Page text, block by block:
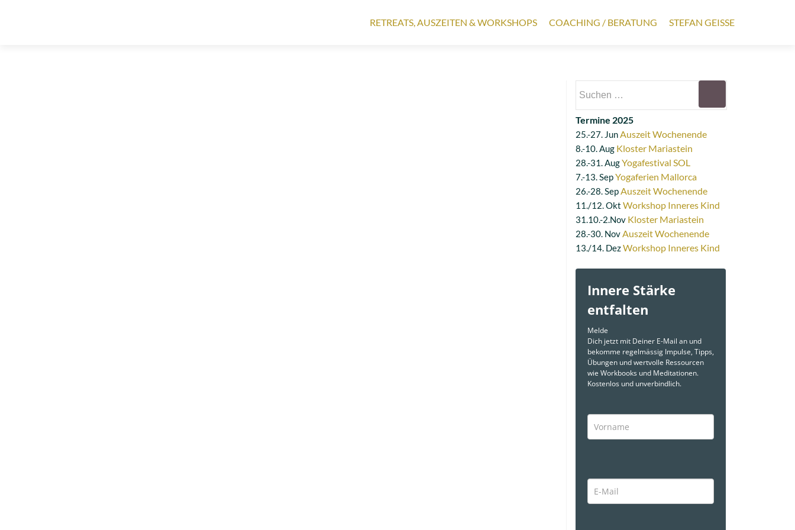
Inhalt
RETREATS, AUSZEITEN & WORKSHOPS COACHING / BERATUNG STEFAN GEISSE
nach:
Termine 2025
25.-27. JunAuszeit Wochenende
8.-10. Aug Kloster Mariastein
28.-31. AugYogafestival SOL
7.-13. SepYogaferien Mallorca
26.-28. SepAuszeit Wochenende
11./12. Okt Workshop Inneres Kind
31.10.-2.Nov Kloster Mariastein
28.-30. NovAuszeit Wochenende
13./14. DezWorkshop Inneres Kind
Innere Stärke
entfalten
Melde
Dich jetzt mit Deiner E-Mail an und
bekomme regelmässig Impulse, Tipps,
Übungen und wertvolle Ressourcen
wie Workbooks und Meditationen.
Kostenlos und unverbindlich.